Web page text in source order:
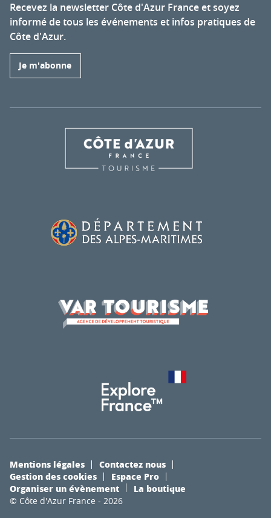
Recevez la newsletter Côte d'Azur France et soyez
informé de tous les événements et infos pratiques de
Côte d'Azur.
Je m'abonne
© Côte d'Azur France - 2026
Mentions légales
Contactez nous
Gestion des cookies
Espace Pro
Organiser un évènement
La boutique